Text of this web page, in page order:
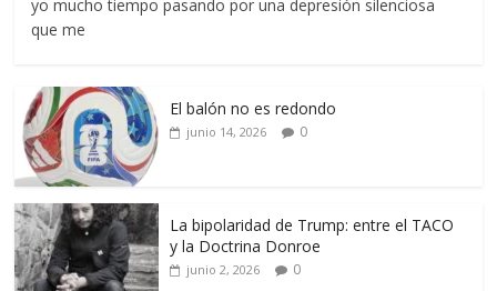
yo mucho tiempo pasando por una depresión silenciosa
que me
El balón no es redondo
junio 14, 2026 0
La bipolaridad de Trump: entre el TACO
y la Doctrina Donroe
junio 2, 2026 0